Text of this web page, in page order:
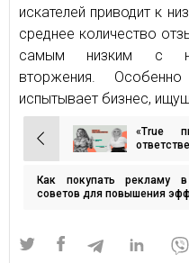
искателей приводит к
среднее количество
самым низким с
вторжения.
испытывает бизнес,
Навигация
по
записям
«True
Как покупать рекламу
советов для повышения